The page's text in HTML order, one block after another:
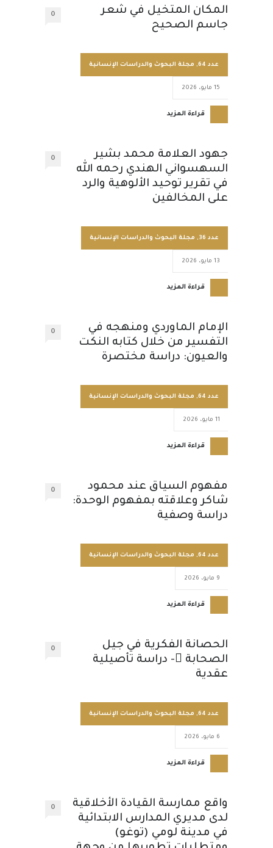
المكان المتخيل في شعر
جاسم الصحيح
0
عدد 64 , مجلة البحوث والدراسات الإنسانية
15 مايو، 2026
قراءة المزيد
جهود العلامة محمد بشير
السهسواني الهندي رحمه الله
في تقرير توحيد الألوهية والرد
على المخالفين
0
عدد 36 , مجلة البحوث والدراسات الإنسانية
13 مايو، 2026
قراءة المزيد
الإمام الماوردي ومنهجه في
التفسير من خلال كتابه النكت
والعيون: دراسة مختصرة
0
عدد 64 , مجلة البحوث والدراسات الإنسانية
11 مايو، 2026
قراءة المزيد
مفهوم السياق عند محمود
شاكر وعلاقته بمفهوم الوحدة:
دراسة وصفية
0
عدد 64 , مجلة البحوث والدراسات الإنسانية
9 مايو، 2026
قراءة المزيد
الحصانة الفكرية في جيل
الصحابة - دراسة تأصيلية
عقدية
0
عدد 64 , مجلة البحوث والدراسات الإنسانية
6 مايو، 2026
قراءة المزيد
واقع ممارسة القيادة الأخلاقية
لدى مديري المدارس الابتدائية
في مدينة لومي (توغو)
0